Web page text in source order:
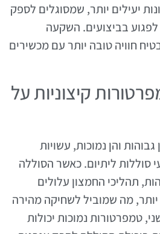
יעילים יותר, שמסוגלים לספק
לפגוע בביצועים. השקעה
חוויה טובה יותר עם מכשירים
קיצוניות על
והן נמוכות, עשויות
סוללות ליתיום. כאשר הסוללה
תהליכי החמצון עלולים
מה שמוביל לשחיקה מהירה
טמפרטורות נמוכות יכולות